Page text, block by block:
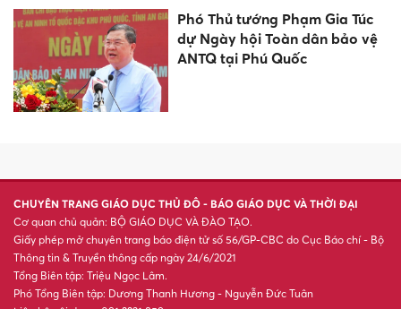
Phó Thủ tướng Phạm Gia Túc
dự Ngày hội Toàn dân bảo vệ
ANTQ tại Phú Quốc
CHUYÊN TRANG GIÁO DỤC THỦ ĐÔ - BÁO GIÁO DỤC VÀ THỜI ĐẠI
Cơ quan chủ quản: BỘ GIÁO DỤC VÀ ĐÀO TẠO.
Giấy phép mở chuyên trang báo điện tử số 56/GP-CBC do Cục Báo chí - Bộ
Thông tin & Truyền thông cấp ngày 24/6/2021
Tổng Biên tập: Triệu Ngọc Lâm.
Phó Tổng Biên tập: Dương Thanh Hương - Nguyễn Đức Tuân